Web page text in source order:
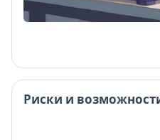
Риски и